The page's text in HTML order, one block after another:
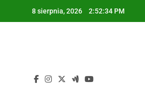
8 sierpnia, 2026 2:52:35 PM